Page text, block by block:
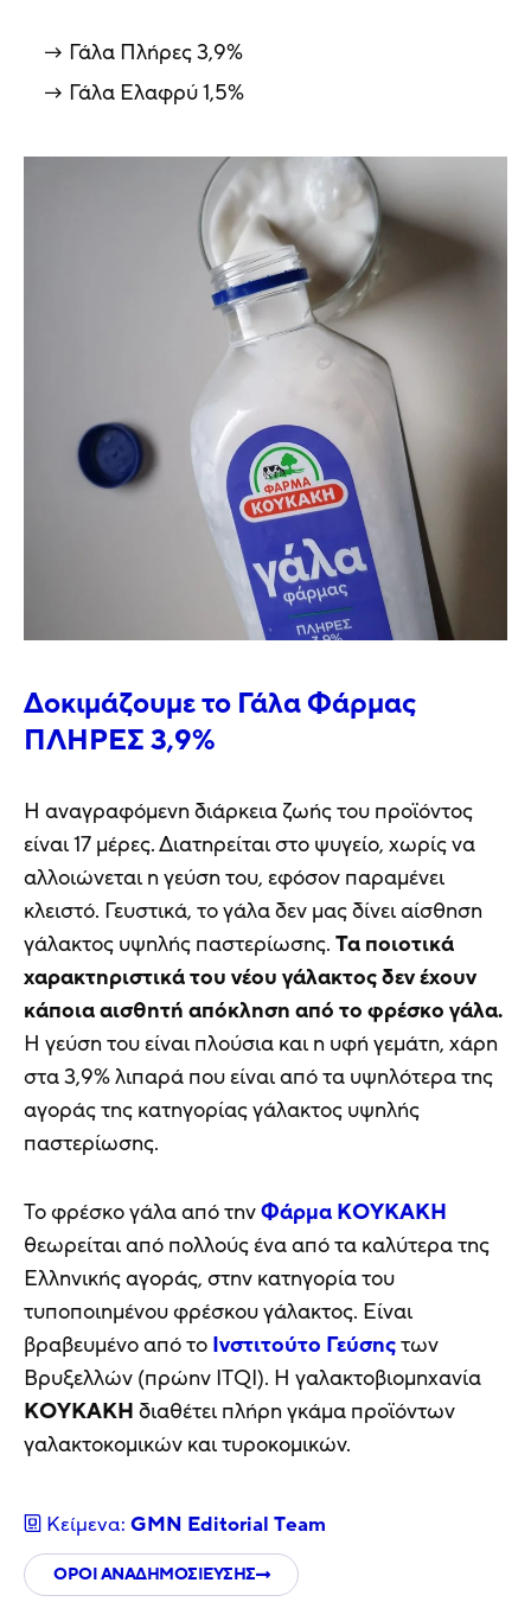
Γάλα Πλήρες 3,9%
Γάλα Ελαφρύ 1,5%
Δοκιμάζουμε το Γάλα Φάρμας
ΠΛΗΡΕΣ 3,9%
Η αναγραφόμενη διάρκεια ζωής του προϊόντος
είναι 17 μέρες. Διατηρείται στο ψυγείο, χωρίς να
αλλοιώνεται η γεύση του, εφόσον παραμένει
κλειστό. Γευστικά, το γάλα δεν μας δίνει αίσθηση
γάλακτος υψηλής παστερίωσης. Τα ποιοτικά
χαρακτηριστικά του νέου γάλακτος δεν έχουν
κάποια αισθητή απόκληση από το φρέσκο γάλα.
Η γεύση του είναι πλούσια και η υφή γεμάτη, χάρη
στα 3,9% λιπαρά που είναι από τα υψηλότερα της
αγοράς της κατηγορίας γάλακτος υψηλής
παστερίωσης.
Το φρέσκο γάλα από τηνΦάρμα ΚΟΥΚΑΚΗ
θεωρείται από πολλούς ένα από τα καλύτερα της
Ελληνικής αγοράς, στην κατηγορία του
τυποποιημένου φρέσκου γάλακτος. Eίναι
βραβευμένο από το Ινστιτούτο Γεύσηςτων
Βρυξελλών (πρώην ITQI). Η γαλακτοβιομηχανία
ΚΟΥΚΑΚΗ διαθέτει πλήρη γκάμα προϊόντων
γαλακτοκομικών και τυροκομικών.
Κείμενα: GMN Editorial Τeam
ΟΡΟΙ ΑΝΑΔΗΜΟΣΙΕΥΣΗΣ